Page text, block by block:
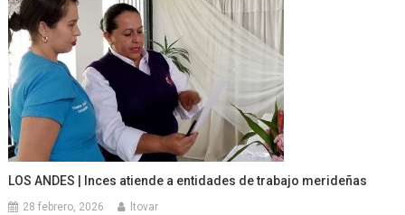
LOS ANDES | Inces atiende a entidades de trabajo merideñas
28 febrero, 2026 ltovar